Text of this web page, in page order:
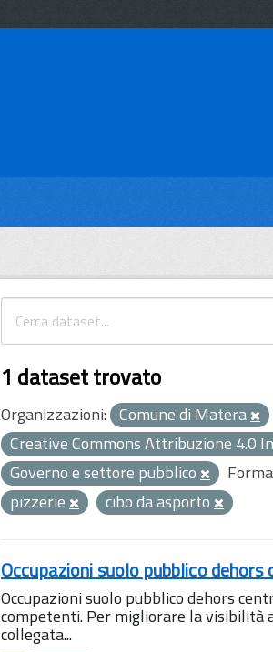
1 dataset trovato
Organizzazioni: Comune di Matera
Creative Commons Attribuzione 4.0
Governo e settore pubblico
pizzerie
cibo da asporto
Occupazioni suolo pubblico
Occupazioni suolo pubblico dehors
competenti. Per migliorare la visibilità
collegata...